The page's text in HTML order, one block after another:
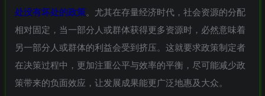
处没有坏处的政策。尤其在存量经济时代，社会资源的分配
相对固定，当一部分人或群体获得更多资源时，必然意味着
另一部分人或群体的利益会受到挤压。这就要求政策制定者
在决策过程中，更加注重公平与效率的平衡，尽可能减少政
策带来的负面效应，让发展成果能更广泛地惠及大众。